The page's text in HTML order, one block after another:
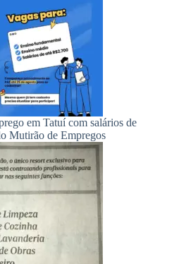
em Tatuí com salários de
Mutirão de Empregos